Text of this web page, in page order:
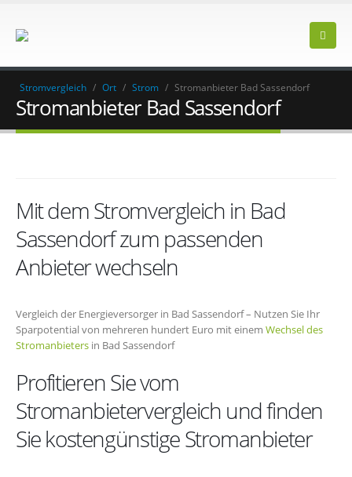
Stromvergleich / Ort / Strom / Stromanbieter Bad Sassendorf
Stromanbieter Bad Sassendorf
Mit dem Stromvergleich in Bad
Sassendorf zum passenden
Anbieter wechseln
Vergleich der Energieversorger in Bad Sassendorf – Nutzen Sie Ihr
Sparpotential von mehreren hundert Euro mit einem Wechsel des
Stromanbieters in Bad Sassendorf
Profitieren Sie vom
Stromanbietervergleich und finden
Sie kostengünstige Stromanbieter